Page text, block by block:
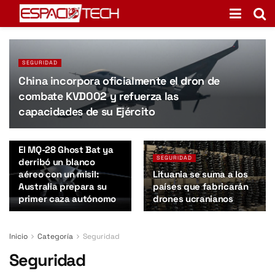
SEGURIDAD
China incorpora oficialmente el dron de
combate KVD002 y refuerza las
capacidades de su Ejército
El MQ-28 Ghost Bat ya
derribó un blanco
aéreo con un misil:
Australia prepara su
primer caza autónomo
SEGURIDAD
Lituania se suma a los
países que fabricarán
drones ucranianos
Inicio Categoría Seguridad
Seguridad